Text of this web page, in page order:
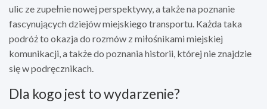
ulic ze zupełnie nowej perspektywy, a także na poznanie
fascynujących dziejów miejskiego transportu. Każda taka
podróż to okazja do rozmów z miłośnikami miejskiej
komunikacji, a także do poznania historii, której nie znajdzie
się w podręcznikach.
Dla kogo jest to wydarzenie?